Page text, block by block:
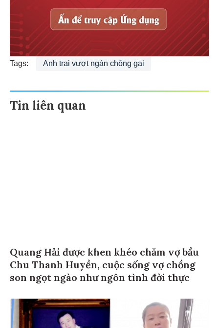
Tags: Anh trai vượt ngàn chông gai
Tin liên quan
Quang Hải được khen khéo chăm vợ bầu
Chu Thanh Huyền, cuộc sống vợ chồng
son ngọt ngào như ngôn tình đời thực